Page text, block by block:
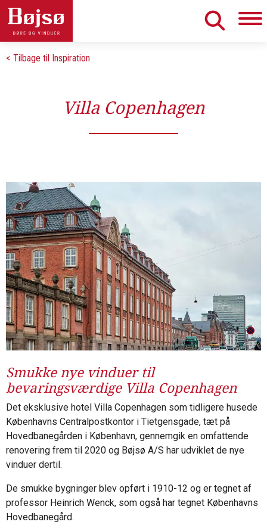
< Tilbage til Inspiration
Villa Copenhagen
Smukke nye vinduer til
bevaringsværdige Villa Copenhagen
Det eksklusive hotel Villa Copenhagen som tidligere husede
Københavns Centralpostkontor i Tietgensgade, tæt på
Hovedbanegården i København, gennemgik en omfattende
renovering frem til 2020 og Bøjsø A/S har udviklet de nye
vinduer dertil.
De smukke bygninger blev opført i 1910-12 og er tegnet af
professor Heinrich Wenck, som også har tegnet Københavns
Hovedbanegård.